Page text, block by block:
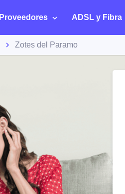
Proveedores ADSL y Fibra
Zotes del Paramo